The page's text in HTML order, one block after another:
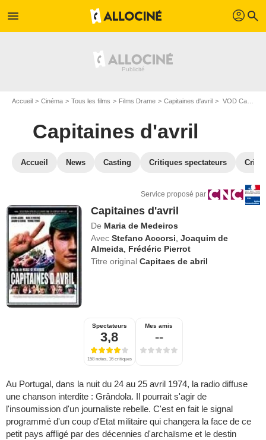
menu profil search
Accueil Cinéma Tous les films Films Drame Capitaines d'avril VOD Capitaines d'avril
Capitaines d'avril
Accueil News Casting Critiques spectateurs
Service proposé par
Capitaines d'avril
De Maria de Medeiros
Avec Stefano Accorsi ,Joaquim de
Almeida Frédéric Pierrot
Titre originalCapitaes de abril
Spectateurs
3,8
158 notes, 16 critiques
Mes amis
--
Au Portugal, dans la nuit du 24 au 25 avril 1974, la radio diffuse
une chanson interdite : Grândola. Il pourrait s'agir de
l'insoumission d'un journaliste rebelle. C'est en fait le signal
programmé d'un coup d'Etat militaire qui changera la face de ce
petit pays affligé par des décennies d'archaïsme et le destin